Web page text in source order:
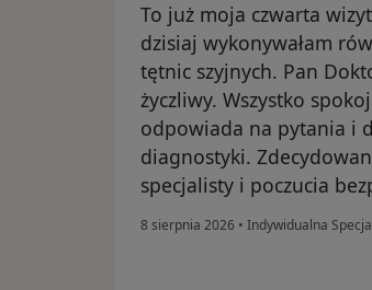
To już moja czwarta
dzisiaj wykonywałam
tętnic szyjnych. Pan
życzliwy. Wszystko
odpowiada na pytania i
diagnostyki.
specjalisty i poczucia
8 sierpnia 2026 • Indywidualna